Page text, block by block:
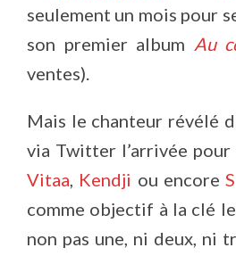
seulement un mois pour
son premier album Au
ventes).
Mais le chanteur révélé
via Twitter l’arrivée pour
Vitaa, Kendji ou encore
comme objectif à la clé
non pas une, ni deux, ni